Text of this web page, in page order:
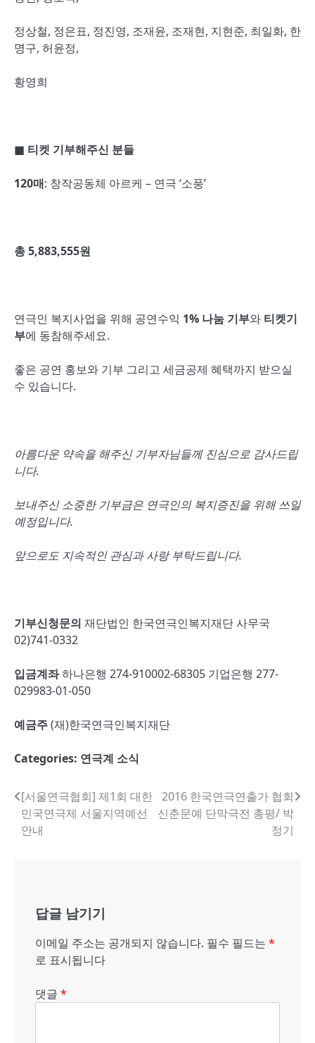
정상철, 정은표, 정진영, 조재윤, 조재현, 지현준, 최일화, 한
명구, 허윤정,
황영희
■ 티켓 기부해주신 분들
120매: 창작공동체 아르케 – 연극 ‘소풍’
총5,883,555원
연극인 복지사업을 위해 공연수익 1% 나눔 기부와 티켓기
부에 동참해주세요.
좋은 공연 홍보와 기부 그리고 세금공제 혜택까지 받으실
수 있습니다.
아름다운 약속을 해주신 기부자님들께 진심으로 감사드립
니다.
보내주신 소중한 기부금은 연극인의 복지증진을 위해 쓰일
예정입니다.
앞으로도 지속적인 관심과 사랑 부탁드립니다.
기부신청문의 재단법인 한국연극인복지재단 사무국
02)741-0332
입금계좌하나은행 274-910002-68305 기업은행 277-
029983-01-050
예금주(재)한국연극인복지재단
Categories: 연극계 소식
글
내
[서울연극협회] 제1회 대한
민국연극제 서울지역예선
안내
2016 한국연극연출가 협회
신춘문예 단막극전 총평/ 박
정기
답글 남기기
이메일 주소는 공개되지 않습니다. 필수 필드는 *
로 표시됩니다
댓글 *